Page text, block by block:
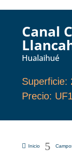
Canal
Hualaihué
Superficie:
Precio:
 Inicio 5